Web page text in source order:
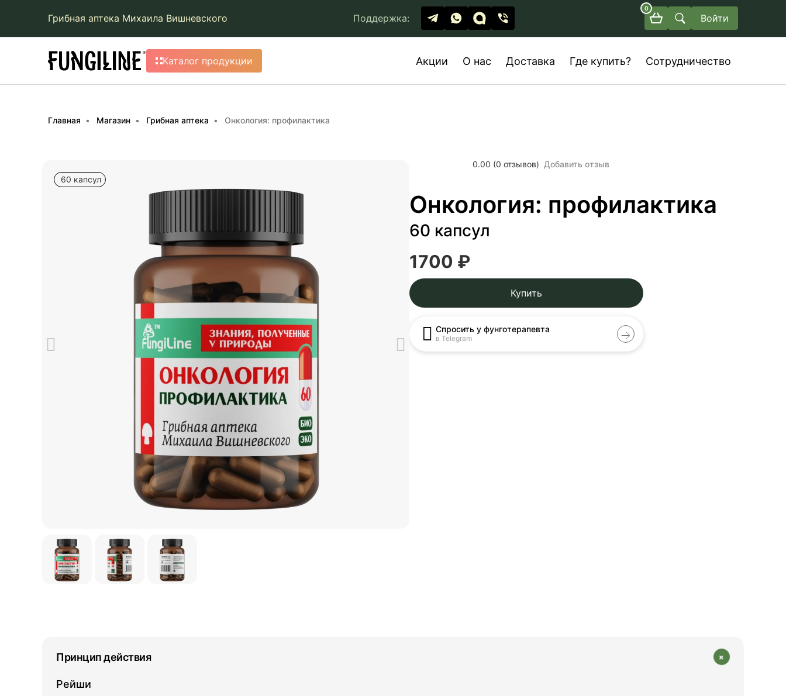
Грибная аптека Михаила Вишневского Поддержка:
0
Войти
Каталог продукции Акции О нас Доставка Где купить? Сотрудничество
Главная Магазин Грибная аптека Онкология: профилактика
60 капсул
0.00 (0 отзывов) Добавить отзыв
Онкология: профилактика
60 капсул
1700 ₽
Купить
Спросить у фунготерапевта
в Telegram
Принцип действия +
Рейши